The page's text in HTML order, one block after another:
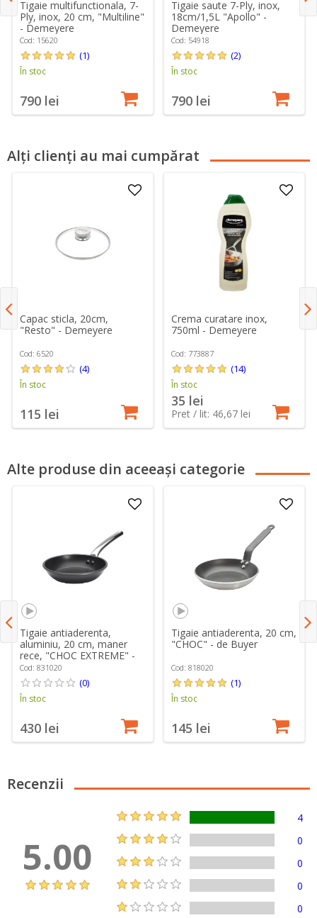
Tigaie multifunctionala, 7-
Ply, inox, 20 cm, "Multiline"
- Demeyere
Cod: 15620
(1)
În stoc
790 lei
Tigaie saute 7-Ply, inox,
18cm/1,5L "Apollo" -
Demeyere
Cod: 54918
(2)
În stoc
790 lei
Alți clienți au mai cumpărat
Capac sticla, 20cm,
"Resto" - Demeyere
Cod: 6520
(4)
În stoc
115 lei
Crema curatare inox,
750ml - Demeyere
Cod: 773887
(14)
În stoc
35 lei
Pret / lit: 46,67 lei
Alte produse din aceeași categorie
Tigaie antiaderenta,
aluminiu, 20 cm, maner
rece, "CHOC EXTREME" -
de Buyer
Cod: 831020
(0)
În stoc
430 lei
Tigaie antiaderenta, 20 cm,
"CHOC" - de Buyer
Cod: 818020
(1)
În stoc
145 lei
Recenzii
5.00
4
0
0
0
0